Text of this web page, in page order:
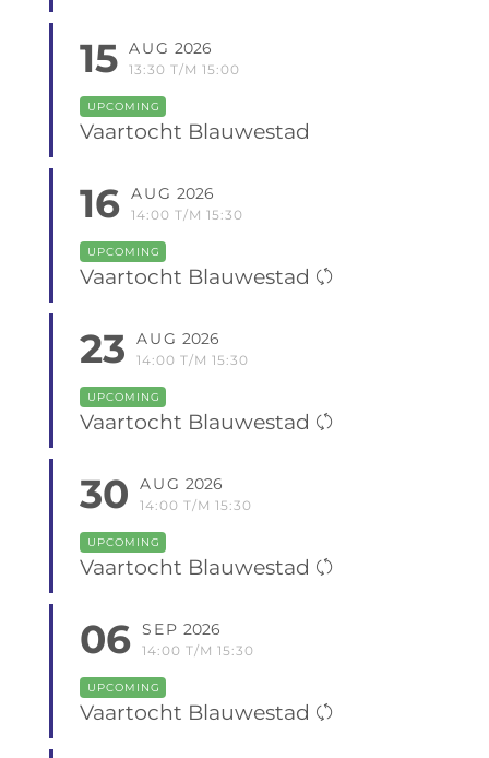
15 AUG 2026
13:30 T/M 15:00
UPCOMING
Vaartocht Blauwestad
16 AUG 2026
14:00 T/M 15:30
UPCOMING
Vaartocht Blauwestad
23 AUG 2026
14:00 T/M 15:30
UPCOMING
Vaartocht Blauwestad
30 AUG 2026
14:00 T/M 15:30
UPCOMING
Vaartocht Blauwestad
06 SEP 2026
14:00 T/M 15:30
UPCOMING
Vaartocht Blauwestad